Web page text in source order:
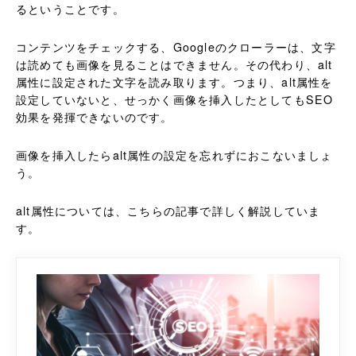
るということです。
コンテンツをチェックする、Googleのクローラーは、文字
は読めても画像を見ることはできません。その代わり、alt
属性に設定された文字を読み取ります。つまり、alt属性を
設定していないと、せっかく画像を挿入したとしてもSEO
効果を発揮できないのです。
画像を挿入したらalt属性の設定を忘れずにおこないましょ
う。
alt属性については、こちらの記事で詳しく解説していま
す。